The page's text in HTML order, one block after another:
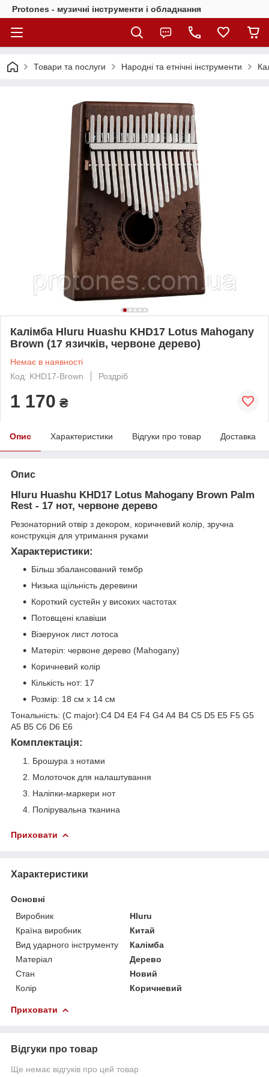
Protones - музичні інструменти і обладнання
Товари та послуги Народні та етнічні інструменти
Калімба Hluru Huashu KHD17 Lotus Mahogany
Brown (17 язичків, червоне дерево)
Немає в наявності
Код: KHD17-Brown
Роздріб
1 170 ₴
Опис Характеристики Відгуки про товар Доставка
Опис
Hluru Huashu KHD17 Lotus Mahogany Brown Palm
Rest - 17 нот, червоне дерево
Резонаторний отвір з декором, коричневий колір, зручна
конструкція для утримання руками
Характеристики:
Більш збалансований тембр
Низька щільність деревини
Короткий сустейн у високих частотах
Потовщені клавіши
Візерунок лист лотоса
Матеріл: червоне дерево (Mahogany)
Коричневий колір
Кількість нот: 17
Розмір: 18 см х 14 см
Тональність: (C major):C4 D4 E4 F4 G4 A4 B4 C5 D5 E5 F5 G5
A5 B5 C6 D6 E6
Комплектація:
Брошура з нотами
Молоточок для налаштування
Наліпки-маркери нот
Полірувальна тканина
Приховати
Характеристики
Основні
Виробник
Hluru
Країна виробник
Китай
Вид ударного інструменту
Калімба
Матеріал
Дерево
Стан
Новий
Колір
Коричневий
Приховати
Відгуки про товар
Ще немає відгуків про цей товар